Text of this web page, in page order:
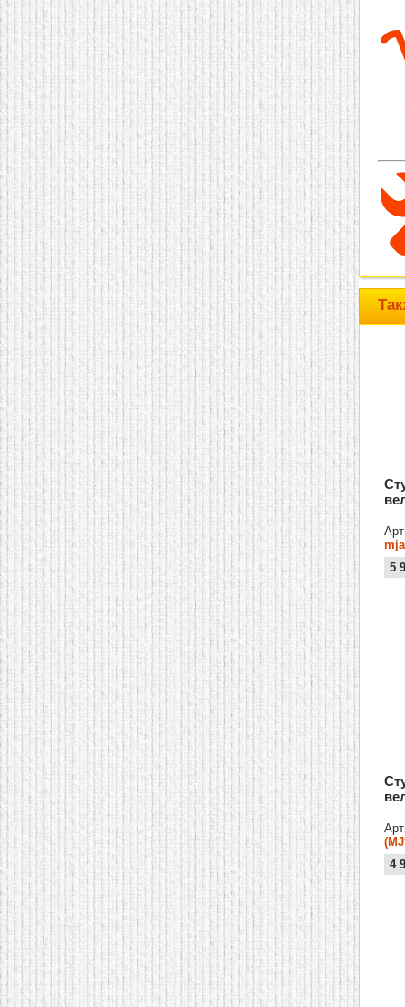
домашнем использовании.
Эта мебель имеет
некоторые преимущества
перед той же стенкой для
гостиной, к примеру,
поскольку она более
легкая и не загромождает
пространство. В спальне
этот предмет можно
поставить у изголовья
кровати, чтобы заполнить
пустующее там
место.
Также стеллажи
очень часто используют в
качестве разграничителей
комнаты, например, на
рабочую зону и
пространство для отдыха.
Особенно это актуально
для однокомнатных
квартир.
5
4